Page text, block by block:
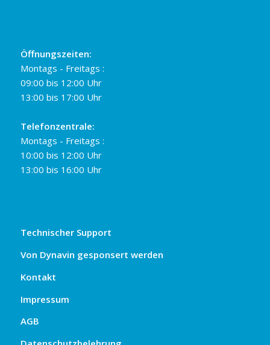
Öffnungszeiten:
Montags - Freitags :
09:00 bis 12:00 Uhr
13:00 bis 17:00 Uhr
Telefonzentrale:
Montags - Freitags :
10:00 bis 12:00 Uhr
13:00 bis 16:00 Uhr
Technischer Support
Von Dynavin gesponsert werden
Kontakt
Impressum
AGB